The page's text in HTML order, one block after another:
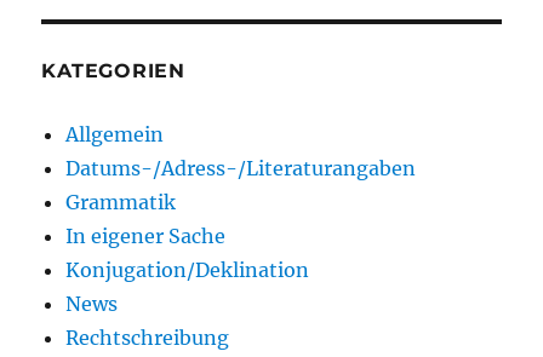
KATEGORIEN
Allgemein
Datums-/Adress-/Literaturangaben
Grammatik
In eigener Sache
Konjugation/Deklination
News
Rechtschreibung